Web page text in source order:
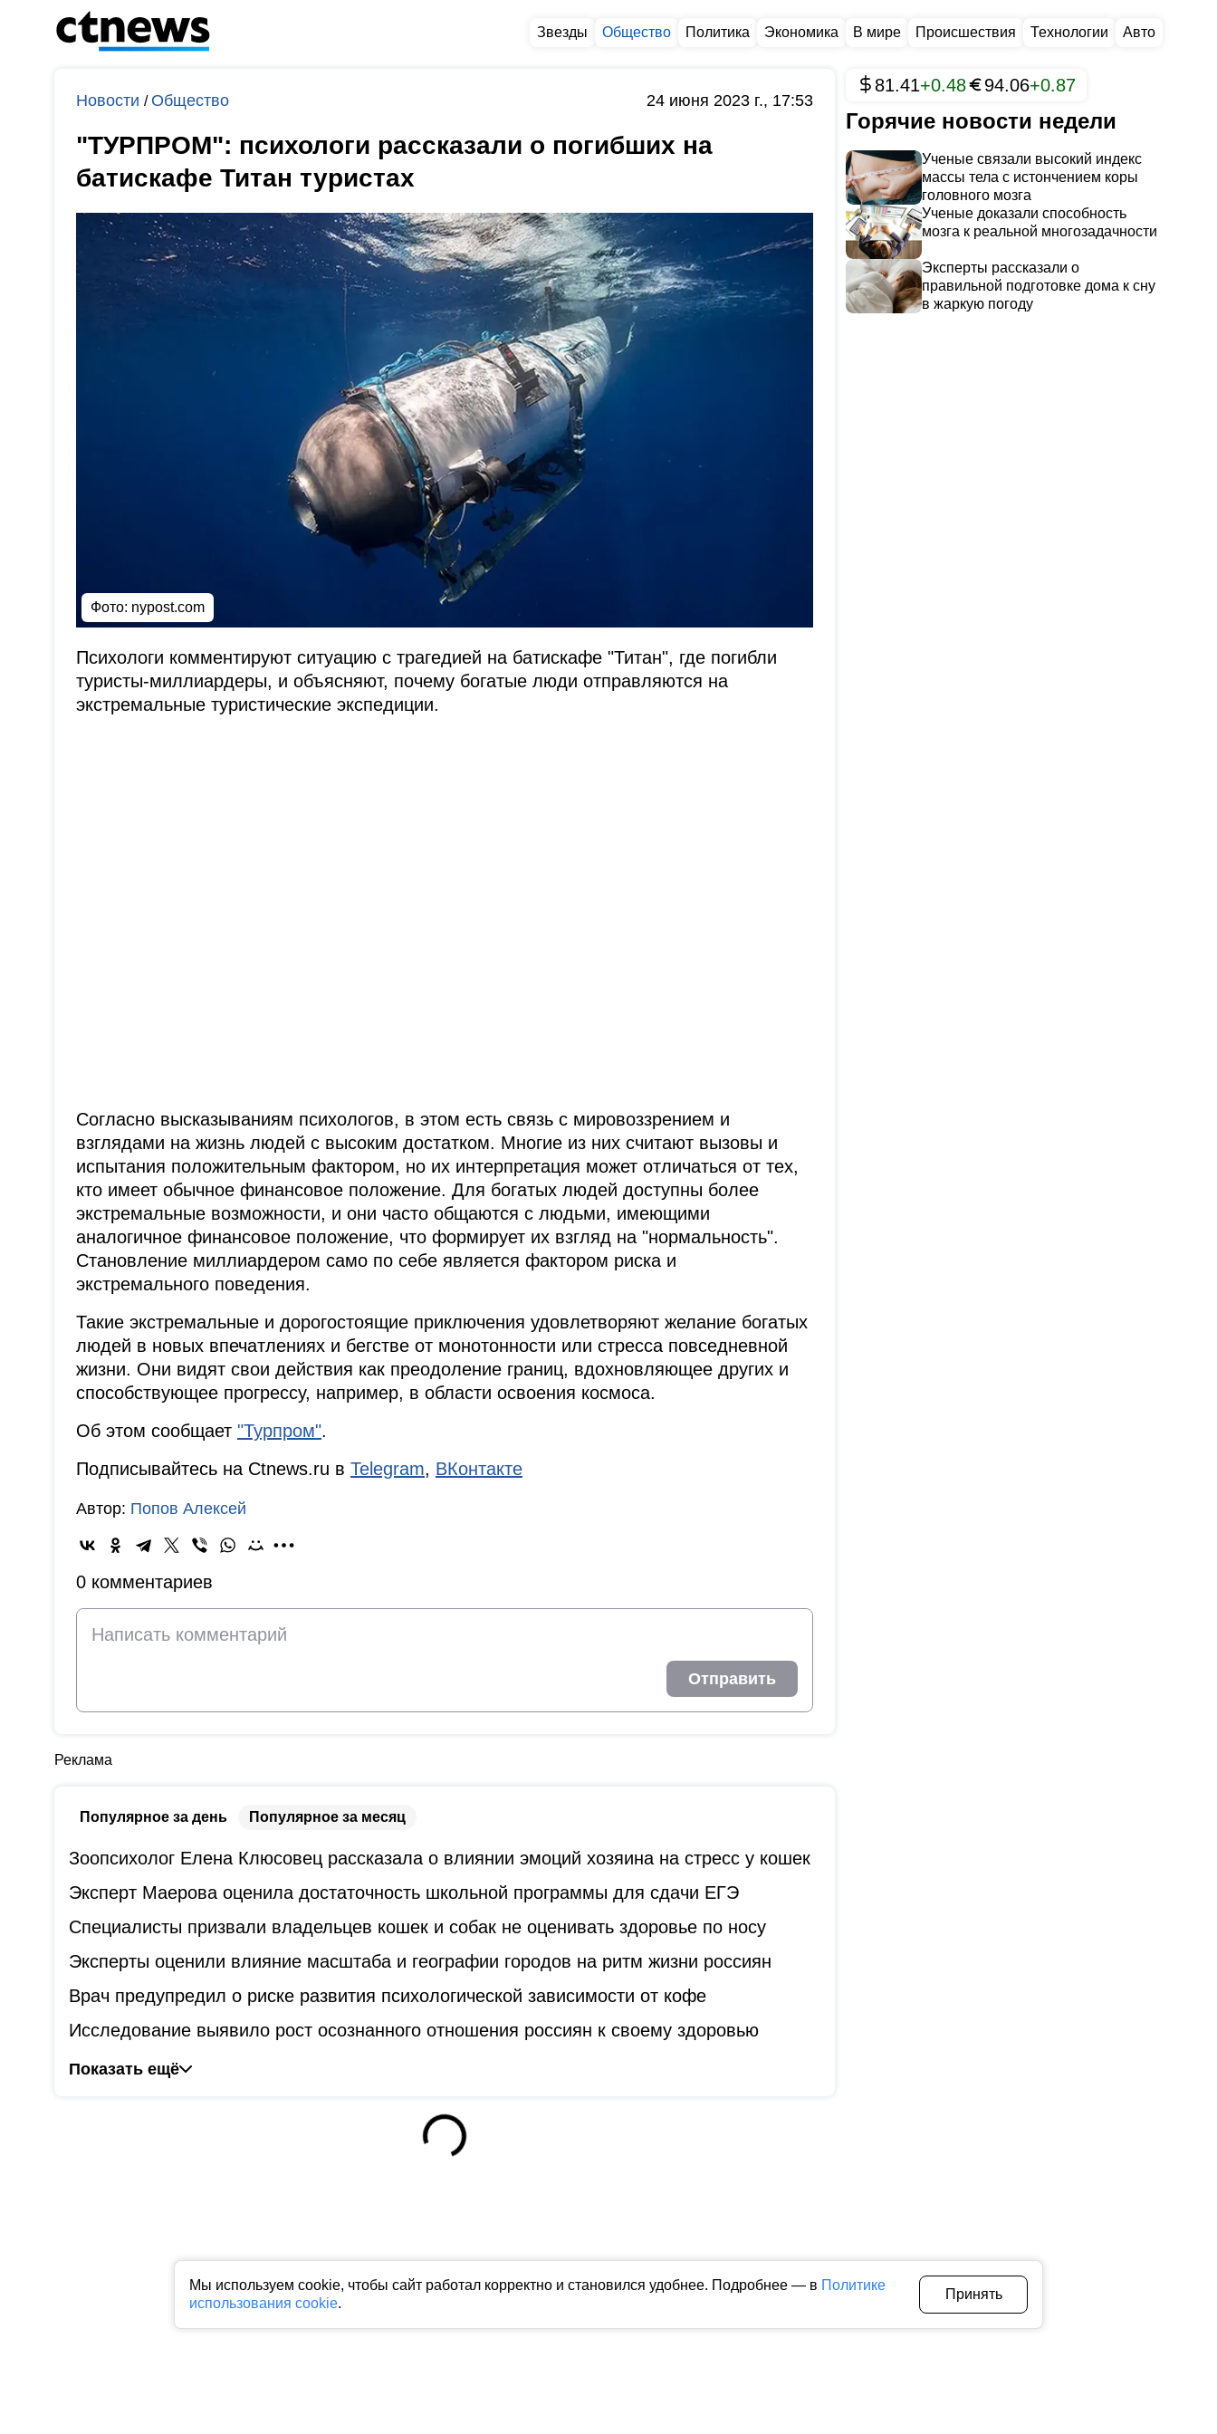
Мы используем cookie, чтобы сайт работал корректно и становился удобнее. Подробнее — в Политике
использования cookie.
Принять
Звезды Общество Политика Экономика В мире Происшествия Технологии Авто
Новости /Общество 24 июня 2023 г., 17:53
"ТУРПРОМ": психологи рассказали о погибших на
батискафе Титан туристах
Фото: nypost.com
Психологи комментируют ситуацию с трагедией на батискафе "Титан", где погибли
туристы-миллиардеры, и объясняют, почему богатые люди отправляются на
экстремальные туристические экспедиции.
Согласно высказываниям психологов, в этом есть связь с мировоззрением и
взглядами на жизнь людей с высоким достатком. Многие из них считают вызовы и
испытания положительным фактором, но их интерпретация может отличаться от тех,
кто имеет обычное финансовое положение. Для богатых людей доступны более
экстремальные возможности, и они часто общаются с людьми, имеющими
аналогичное финансовое положение, что формирует их взгляд на "нормальность".
Становление миллиардером само по себе является фактором риска и
экстремального поведения.
Такие экстремальные и дорогостоящие приключения удовлетворяют желание богатых
людей в новых впечатлениях и бегстве от монотонности или стресса повседневной
жизни. Они видят свои действия как преодоление границ, вдохновляющее других и
способствующее прогрессу, например, в области освоения космоса.
Об этом сообщает "Турпром".
Подписывайтесь на Ctnews.ru в Telegram, ВКонтакте
Автор: Попов Алексей
0 комментариев
Отправить
Реклама
Популярное за день Популярное за месяц
Зоопсихолог Елена Клюсовец рассказала о влиянии эмоций хозяина на стресс у кошек
Эксперт Маерова оценила достаточность школьной программы для сдачи ЕГЭ
Специалисты призвали владельцев кошек и собак не оценивать здоровье по носу
Эксперты оценили влияние масштаба и географии городов на ритм жизни россиян
Врач предупредил о риске развития психологической зависимости от кофе
Исследование выявило рост осознанного отношения россиян к своему здоровью
Показать ещё
81.41+0.48 94.06+0.87
Горячие новости недели
Ученые связали высокий индекс
массы тела с истончением коры
головного мозга
Ученые доказали способность
мозга к реальной многозадачности
Эксперты рассказали о
правильной подготовке дома к сну
в жаркую погоду